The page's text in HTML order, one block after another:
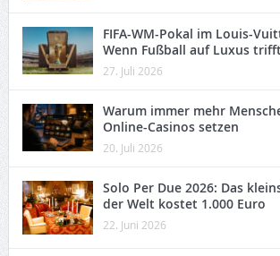
FIFA-WM-Pokal im Louis-
Wenn Fußball auf Luxus trifft
27. Juli 2026
Warum immer mehr
Online-Casinos setzen
20. Juli 2026
Solo Per Due 2026: Das
der Welt kostet 1.000 Euro
22. Juni 2026